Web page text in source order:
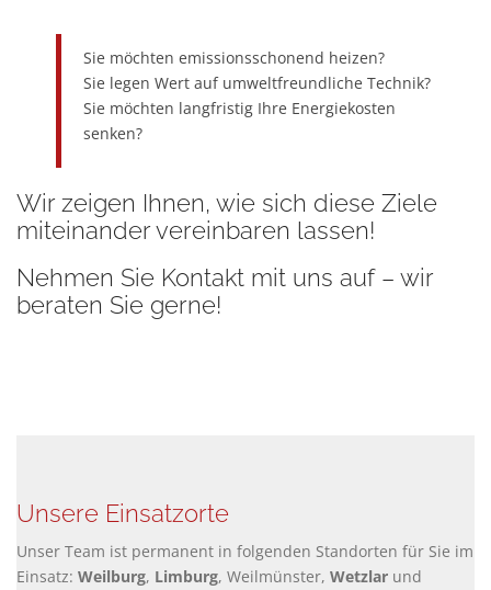
Sie möchten emissionsschonend heizen?
Sie legen Wert auf umweltfreundliche Technik?
Sie möchten langfristig Ihre Energiekosten
senken?
Wir zeigen Ihnen, wie sich diese Ziele
miteinander vereinbaren lassen!
Nehmen Sie Kontakt mit uns auf – wir
beraten Sie gerne!
Unsere Einsatzorte
Unser Team ist permanent in folgenden Standorten für Sie im
Einsatz: Weilburg, Limburg, Weilmünster, Wetzlar und